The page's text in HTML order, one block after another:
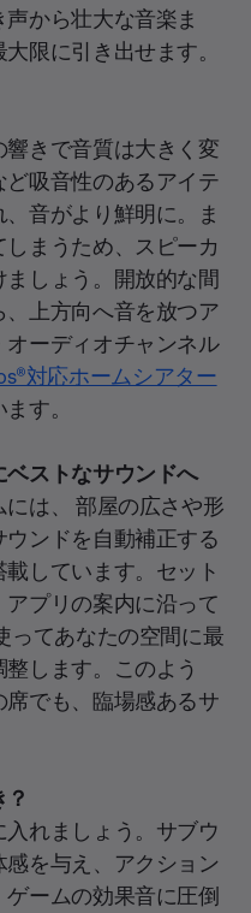
から壮大な音楽ま
限に引き出せます。
きで音質は大きく変
吸音性のあるアイテ
音がより鮮明に。ま
まうため、スピーカ
しょう。開放的な間
上方向へ音を放つア
オーディオチャンネル
対応ホームシアター
す。
ストなサウンドへ
は、 部屋の広さや形
ンドを自動補正する
しています。セット
プリの案内に沿って
ってあなたの空間に最
します。このよう
でも、臨場感あるサ
れましょう。サブウ
を与え、アクション
ームの効果音に圧倒